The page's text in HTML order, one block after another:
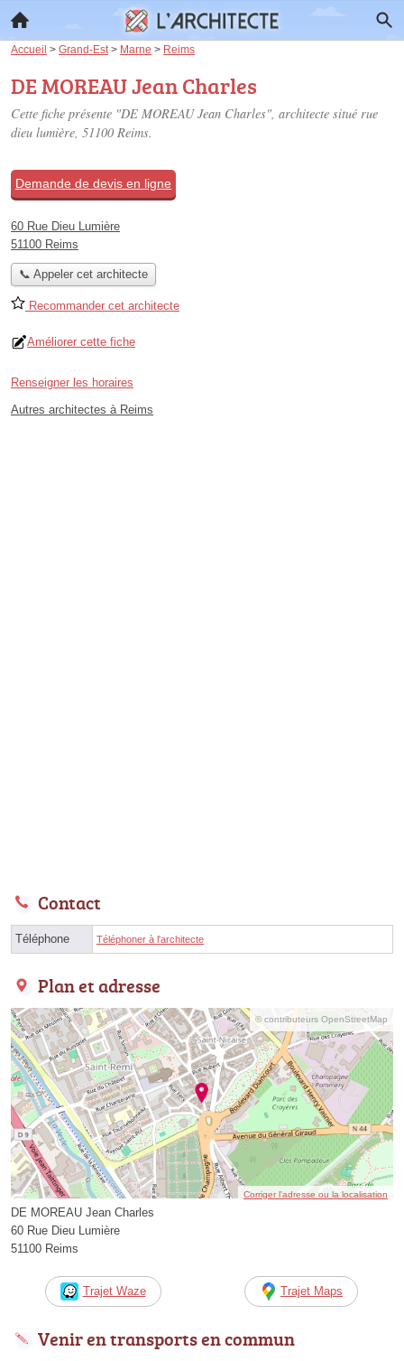
Accueil > Grand-Est > Marne > Reims
DE MOREAU Jean Charles
Cette fiche présente "DE MOREAU Jean Charles", architecte situé rue
dieu lumière, 51100 Reims.
Demande de devis en ligne
60 Rue Dieu Lumière
51100 Reims
📞 Appeler cet architecte
Recommander cet architecte
Améliorer cette fiche
Renseigner les horaires
Autres architectes à Reims
Contact
Téléphone Téléphoner à l'architecte
Plan et adresse
© contributeurs OpenStreetMap
Corriger l’adresse ou la localisation
DE MOREAU Jean Charles
60 Rue Dieu Lumière
51100 Reims
Trajet Waze Trajet Maps
Venir en transports en commun